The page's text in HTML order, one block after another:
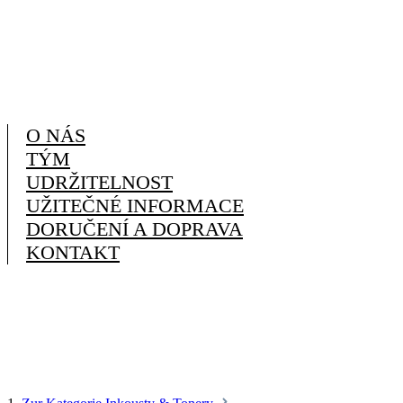
O NÁS
TÝM
UDRŽITELNOST
UŽITEČNÉ INFORMACE
DORUČENÍ A DOPRAVA
KONTAKT